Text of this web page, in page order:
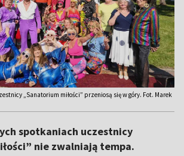
„Sanatorium miłości” przeniosą się w góry. Fot. Marek
spotkaniach uczestnicy
nie zwalniają tempa.